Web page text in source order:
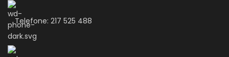
Telefone: 217 525 488